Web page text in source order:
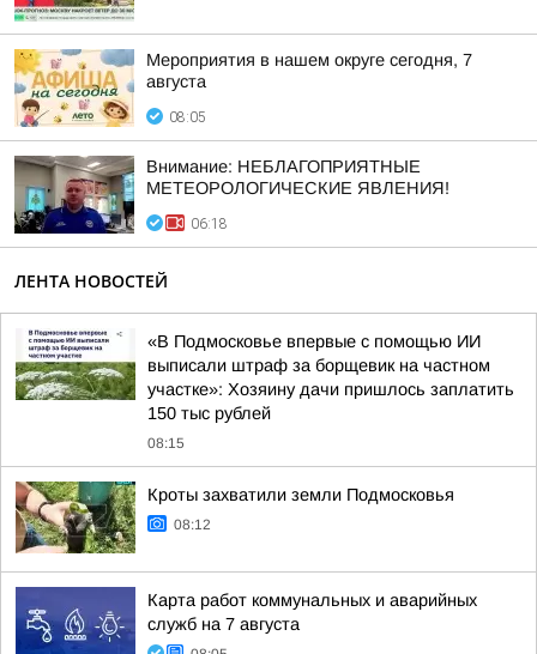
Мероприятия в нашем округе сегодня, 7
августа
08:05
Внимание: НЕБЛАГОПРИЯТНЫЕ
МЕТЕОРОЛОГИЧЕСКИЕ ЯВЛЕНИЯ!
06:18
ЛЕНТА НОВОСТЕЙ
«В Подмосковье впервые с помощью ИИ
выписали штраф за борщевик на частном
участке»: Хозяину дачи пришлось заплатить
150 тыс рублей
08:15
Кроты захватили земли Подмосковья
08:12
Карта работ коммунальных и аварийных
служб на 7 августа